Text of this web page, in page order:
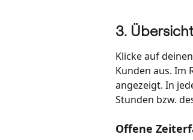
3.
Klicke auf deinen
Kunden aus. Im
angezeigt. In
Stunden bzw.
Offene